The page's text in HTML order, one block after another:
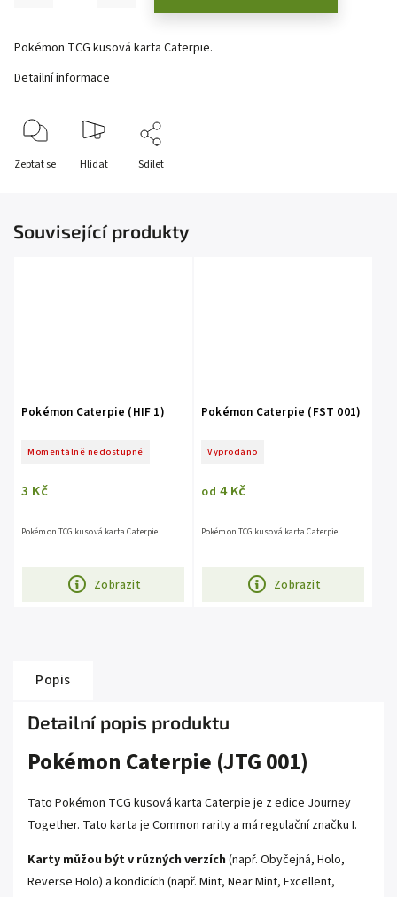
Pokémon TCG kusová karta Caterpie.
Detailní informace
Zeptat se Hlídat Sdílet
Související produkty
Pokémon Caterpie (HIF 1)
Momentálně nedostupné
3 Kč
Zobrazit
Pokémon TCG kusová karta Caterpie.
Pokémon Caterpie (FST 001)
Vyprodáno
od 4 Kč
Zobrazit
Pokémon TCG kusová karta Caterpie.
Popis
Detailní popis produktu
Pokémon Caterpie (JTG 001)
Tato Pokémon TCG kusová karta Caterpie je z edice Journey
Together. Tato karta je Common rarity a má regulační značku I.
Karty můžou být v různých verzích (např. Obyčejná, Holo,
Reverse Holo) a kondicích (např. Mint, Near Mint, Excellent,